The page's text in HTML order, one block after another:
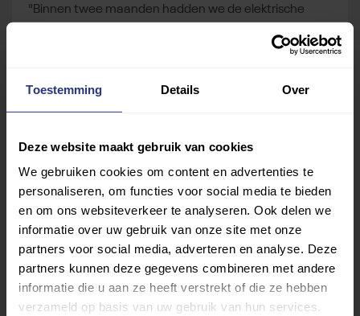
Toestemming Details Over
Deze website maakt gebruik van cookies
We gebruiken cookies om content en advertenties te
personaliseren, om functies voor social media te bieden
en om ons websiteverkeer te analyseren. Ook delen we
informatie over uw gebruik van onze site met onze
partners voor social media, adverteren en analyse. Deze
partners kunnen deze gegevens combineren met andere
informatie die u aan ze heeft verstrekt of die ze hebben
verzameld op basis van uw gebruik van hun services.
"Binnen twee maanden hadden we de elektrische
euro na gefinancierd is door de Gemeente en Uniek
dat er iets verkeerd is gegaan. Ik ben in ieder geval
meedoen!"
Brenda
"Van een driewieler kan ik niet vallen. Dat scheelt de